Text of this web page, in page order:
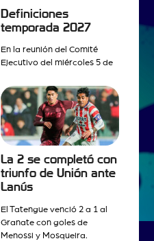
Definiciones
temporada 2027
En la reunión del Comité
Ejecutivo del miércoles 5 de
La 2 se completó con
triunfo de Unión ante
Lanús
El Tatengue venció 2 a 1 al
Granate con goles de
Menossi y Mosqueira.